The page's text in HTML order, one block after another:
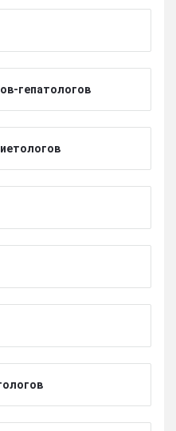
гепатологов